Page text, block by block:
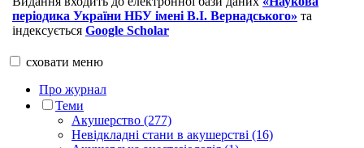
періодика України НБУ імені В.І. Вернадського» та
індексується Google Scholar
сховати меню
Про журнал
Теми
Акушерство (277)
Невідкладні стани в акушерстві (16)